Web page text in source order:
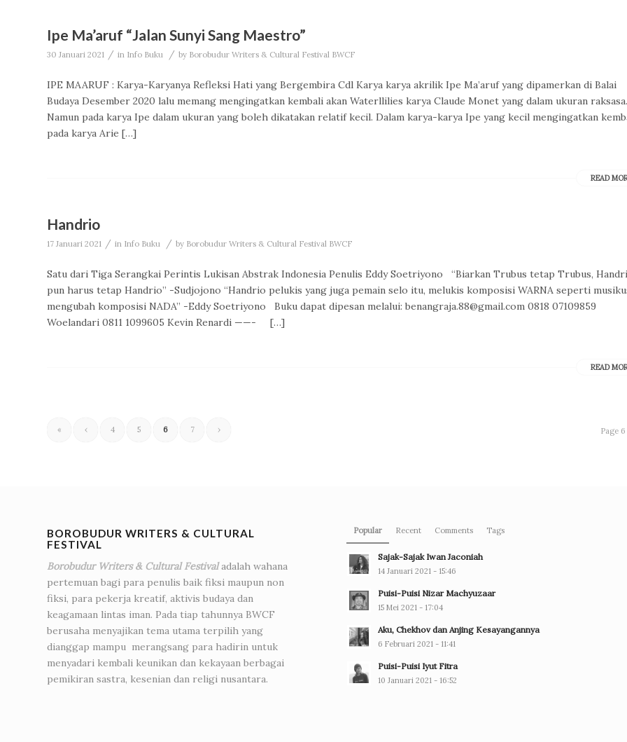
Ipe Ma’aruf “Jalan Sunyi Sang Maestro”
30 Januari 2021 / in Info Buku / by Borobudur Writers & Cultural Festival BWCF
IPE MAARUF : Karya-Karyanya Refleksi Hati yang Bergembira Cdl Karya karya akrilik Ipe Ma’aruf yang dipamerkan di Balai
Budaya Desember 2020 lalu memang mengingatkan kembali akan Waterllilies karya Claude Monet yang dalam ukuran raksasa.
Namun pada karya Ipe dalam ukuran yang boleh dikatakan relatif kecil. Dalam karya-karya Ipe yang kecil mengingatkan
pada karya Arie […]
READ
Handrio
17 Januari 2021 / in Info Buku / by Borobudur Writers & Cultural Festival BWCF
Satu dari Tiga Serangkai Perintis Lukisan Abstrak Indonesia Penulis Eddy Soetriyono “Biarkan Trubus tetap Trubus,
pun harus tetap Handrio” -Sudjojono “Handrio pelukis yang juga pemain selo itu, melukis komposisi WARNA seperti
mengubah komposisi NADA” -Eddy Soetriyono Buku dapat dipesan melalui: benangraja.88@gmail.com 0818 07109859
Woelandari 0811 1099605 Kevin Renardi ——- […]
READ
Page
« ‹ 4 5 6 7 ›
BOROBUDUR WRITERS & CULTURAL
FESTIVAL
Borobudur Writers & Cultural Festivaladalah wahana
pertemuan bagi para penulis baik fiksi maupun non
fiksi, para pekerja kreatif, aktivis budaya dan
keagamaan lintas iman. Pada tiap tahunnya BWCF
berusaha menyajikan tema utama terpilih yang
dianggap mampu merangsang para hadirin untuk
menyadari kembali keunikan dan kekayaan berbagai
pemikiran sastra, kesenian dan religi nusantara.
Popular Recent Comments Tags
Sajak-Sajak Iwan Jaconiah
14 Januari 2021 - 15:46
Puisi-Puisi Nizar Machyuzaar
15 Mei 2021 - 17:04
Aku, Chekhov dan Anjing Kesayangannya
6 Februari 2021 - 11:41
Puisi-Puisi Iyut Fitra
10 Januari 2021 - 16:52